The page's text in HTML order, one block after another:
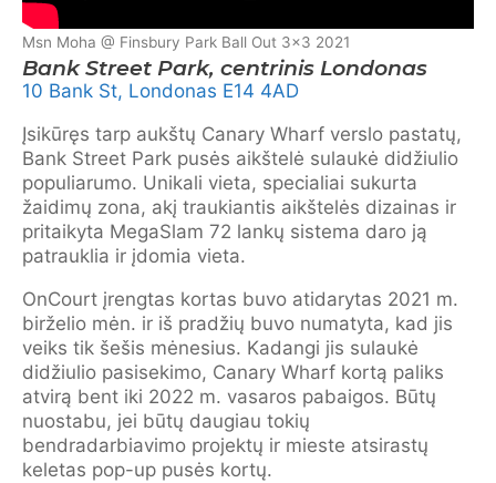
Msn Moha @ Finsbury Park Ball Out 3×3 2021
Bank Street Park, centrinis Londonas
10 Bank St, Londonas E14 4AD
Įsikūręs tarp aukštų Canary Wharf verslo pastatų,
Bank Street Park pusės aikštelė sulaukė didžiulio
populiarumo. Unikali vieta, specialiai sukurta
žaidimų zona, akį traukiantis aikštelės dizainas ir
pritaikyta MegaSlam 72 lankų sistema daro ją
patrauklia ir įdomia vieta.
OnCourt įrengtas kortas buvo atidarytas 2021 m.
birželio mėn. ir iš pradžių buvo numatyta, kad jis
veiks tik šešis mėnesius. Kadangi jis sulaukė
didžiulio pasisekimo, Canary Wharf kortą paliks
atvirą bent iki 2022 m. vasaros pabaigos. Būtų
nuostabu, jei būtų daugiau tokių
bendradarbiavimo projektų ir mieste atsirastų
keletas pop-up pusės kortų.